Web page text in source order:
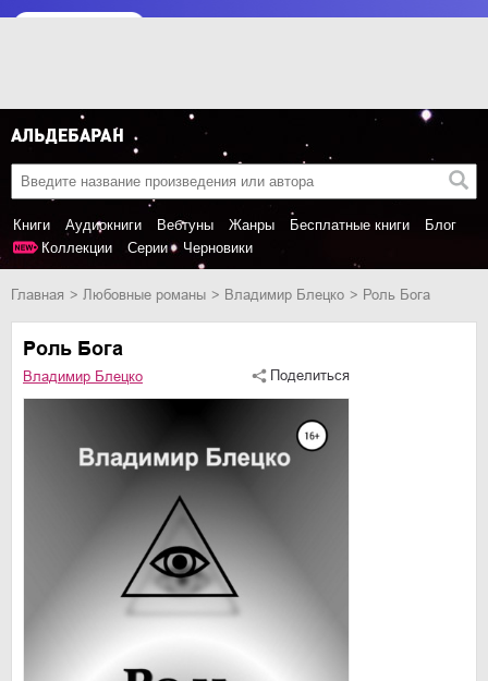
Книги Аудиокниги Вебтуны Жанры Бесплатные книги
Блог
Коллекции
Серии Черновики
Главная любовные романы Владимир Блецко Роль Бога
Роль Бога
Владимир Блецко Поделиться